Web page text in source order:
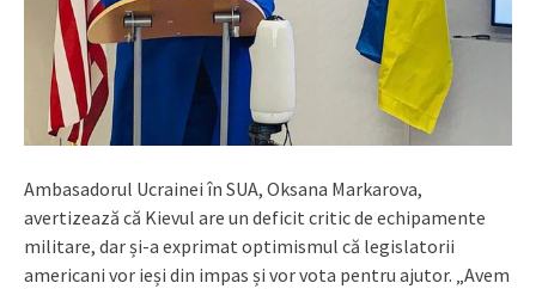
Ambasadorul Ucrainei în SUA, Oksana Markarova,
avertizează că Kievul are un deficit critic de echipamente
militare, dar și-a exprimat optimismul că legislatorii
americani vor ieși din impas și vor vota pentru ajutor. „Avem